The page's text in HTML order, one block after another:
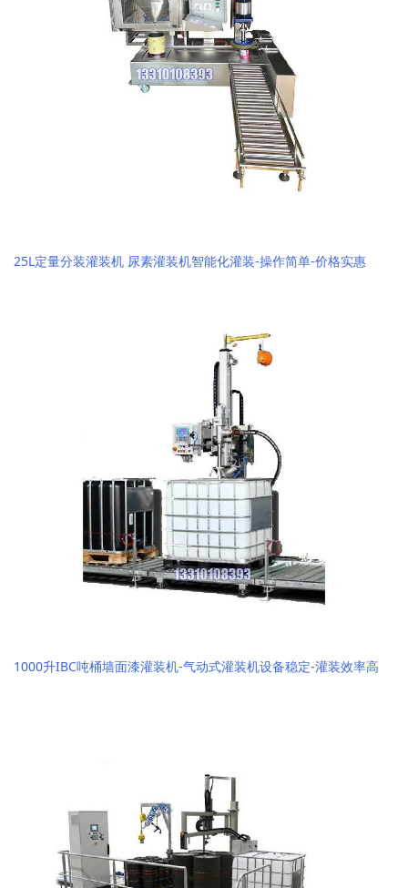
25L定量分装灌装机 尿素灌装机智能化灌装-操作简单-价格实惠
1000升IBC吨桶墙面漆灌装机-气动式灌装机设备稳定-灌装效率高